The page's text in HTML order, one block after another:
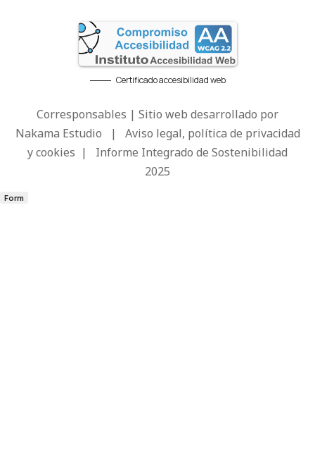
Certificado accesibilidad web
Corresponsables | Sitio web desarrollado por
Nakama Estudio | Aviso legal, política de privacidad
y cookies | Informe Integrado de Sostenibilidad
2025
Form